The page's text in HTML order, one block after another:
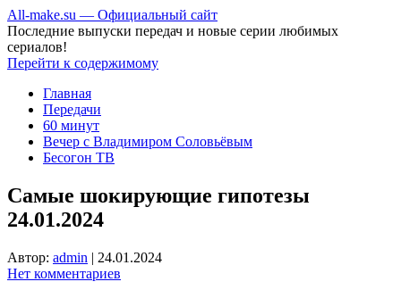
All-make.su — Официальный сайт
Последние выпуски передач и новые серии любимых
сериалов!
Перейти к содержимому
Главная
Передачи
60 минут
Вечер с Владимиром Соловьёвым
Бесогон ТВ
Самые шокирующие гипотезы
24.01.2024
Автор: admin | 24.01.2024
Нет комментариев